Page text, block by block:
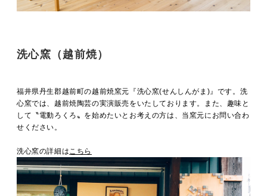
洗心窯（越前焼）
福井県丹生郡越前町の越前焼窯元『洗心窯(せんしんがま)』です。洗
心窯では、越前焼陶芸の実演販売をいたしております。また、趣味と
して〝電動ろくろ〟を始めたいとお考えの方は、当窯元にお問い合わ
せください。
洗心窯の詳細はこちら